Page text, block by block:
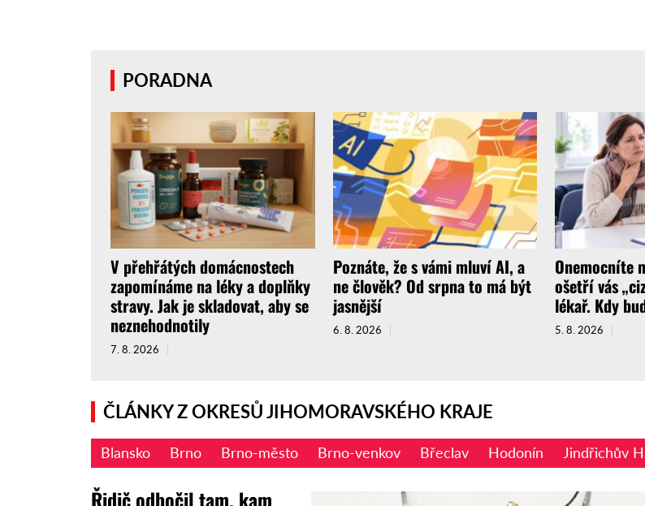
PORADNA
V přehřátých domácnostech
zapomínáme na léky a doplňky
stravy. Jak je skladovat, aby se
neznehodnotily
7. 8. 2026
Poznáte, že s vámi mluví AI, a
ne člověk? Od srpna to má být
jasnější
6. 8. 2026
Onemocníte
ošetří vás
lékař. Kdy
5. 8. 2026
ČLÁNKY Z OKRESŮ JIHOMORAVSKÉHO KRAJE
Blansko Brno Brno-město Brno-venkov Břeclav Hodonín Jindřichův
Řidič odbočil tam, kam